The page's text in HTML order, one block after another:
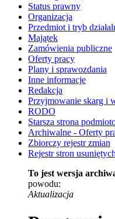
Status prawny
Organizacja
Przedmiot i tryb
Majątek
Zamówienia publiczne
Oferty pracy
Plany i sprawozdania
Inne informacje
Redakcja
Przyjmowanie skarg i
RODO
Starsza strona
Archiwalne - Oferty
Zbiorczy rejestr zmian
Rejestr stron usuniętych
To jest wersja
powodu:
Aktualizacja